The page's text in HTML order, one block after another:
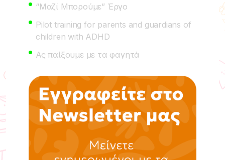
“Μαζί Μπορούμε” Έργο
Pilot training for parents and guardians of
children with ADHD
Ας παίξουμε με τα φαγητά